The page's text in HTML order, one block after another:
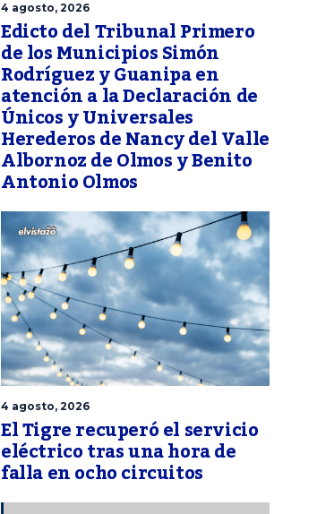
4 agosto, 2026
Edicto del Tribunal Primero
de los Municipios Simón
Rodríguez y Guanipa en
atención a la Declaración de
Únicos y Universales
Herederos de Nancy del Valle
Albornoz de Olmos y Benito
Antonio Olmos
4 agosto, 2026
El Tigre recuperó el servicio
eléctrico tras una hora de
falla en ocho circuitos